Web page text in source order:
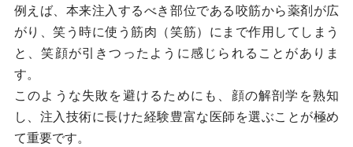
例えば、本来注入するべき部位である咬筋から薬剤が広
がり、笑う時に使う筋肉（笑筋）にまで作用してしまう
と、笑顔が引きつったように感じられることがありま
す。
このような失敗を避けるためにも、顔の解剖学を熟知
し、注入技術に長けた経験豊富な医師を選ぶことが極め
て重要です。